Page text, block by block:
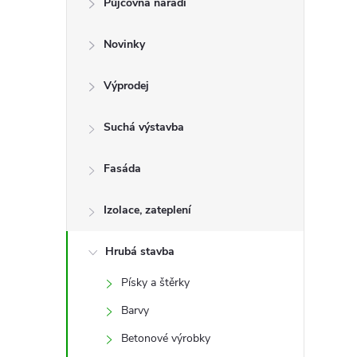
Novinky
Výprodej
Suchá výstavba
Fasáda
Izolace, zateplení
Hrubá stavba
Písky a štěrky
Barvy
Betonové výrobky